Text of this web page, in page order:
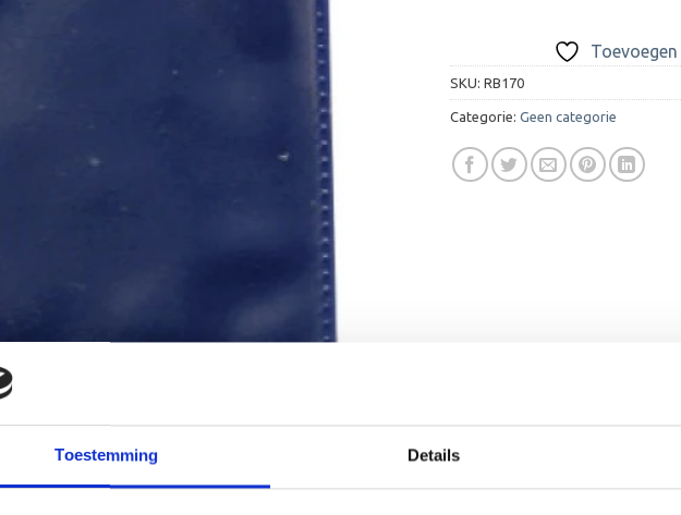
Toestemming Details
SKU: RB170
Categorie: Geen categorie
(0)